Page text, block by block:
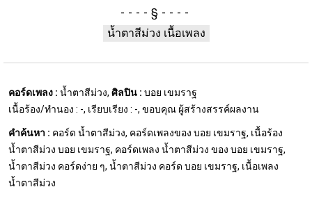
§
น้ำตาสีม่วง เนื้อเพลง
คอร์ดเพลง : น้ำตาสีม่วง, ศิลปิน : บอย เขมราฐ
เนื้อร้อง/ทำนอง : -, เรียบเรียง : -, ขอบคุณ ผู้สร้างสรรค์ผลงาน
คำค้นหา : คอร์ด น้ำตาสีม่วง, คอร์ดเพลงของ บอย เขมราฐ, เนื้อร้อง
น้ำตาสีม่วง บอย เขมราฐ, คอร์ดเพลง น้ำตาสีม่วง ของ บอย เขมราฐ,
น้ำตาสีม่วง คอร์ดง่าย ๆ, น้ำตาสีม่วง คอร์ด บอย เขมราฐ, เนื้อเพลง
น้ำตาสีม่วง